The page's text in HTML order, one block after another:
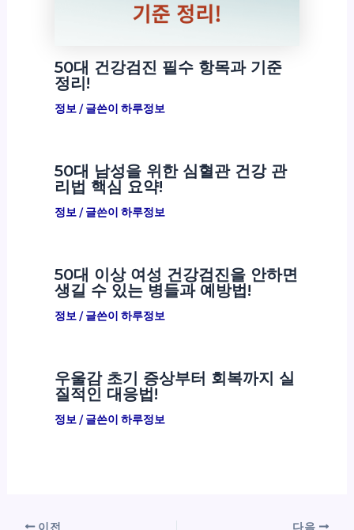
50대 건강검진 필수 항목과 기준
정리!
정보/ 글쓴이 하루정보
50대 남성을 위한 심혈관 건강 관
리법 핵심 요약!
정보/ 글쓴이 하루정보
50대 이상 여성 건강검진을 안하면
생길 수 있는 병들과 예방법!
정보/ 글쓴이 하루정보
우울감 초기 증상부터 회복까지 실
질적인 대응법!
정보/ 글쓴이 하루정보
이전 다음